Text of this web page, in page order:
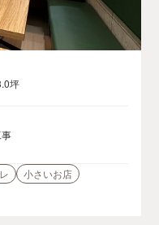
坪
小さいお店